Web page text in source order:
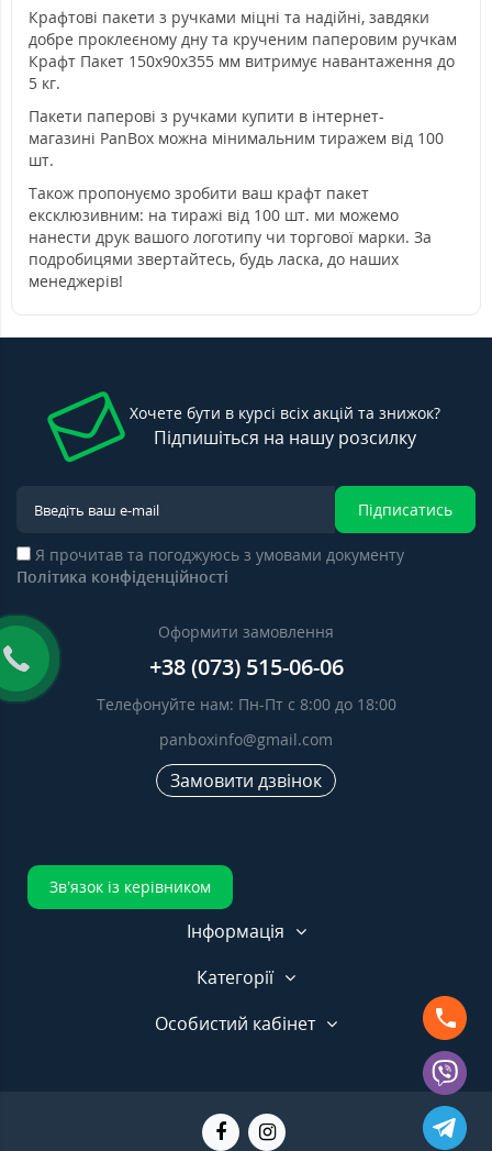
Крафтові пакети з ручками міцні та надійні, завдяки
добре проклеєному дну та крученим паперовим ручкам
Крафт Пакет 150х90х355 мм витримує навантаження до
5 кг.
Пакети паперові з ручками купити в інтернет-
магазині PanBox можна мінимальним тиражем від 100
шт.
Також пропонуємо зробити ваш крафт пакет
ексклюзивним: на тиражі від 100 шт. ми можемо
нанести друк вашого логотипу чи торгової марки. За
подробицями звертайтесь, будь ласка, до наших
менеджерів!
Хочете бути в курсі всіх акцій та знижок?
Підпишіться на нашу розсилку
Підписатись
Я прочитав та погоджуюсь з умовами документу
Політика конфіденційності
Оформити замовлення
+38 (073) 515-06-06
Телефонуйте нам: Пн-Пт с 8:00 до 18:00
panboxinfo@gmail.com
Замовити дзвінок
Зв’язок із керівником
Інформація
Категорії
Особистий кабінет